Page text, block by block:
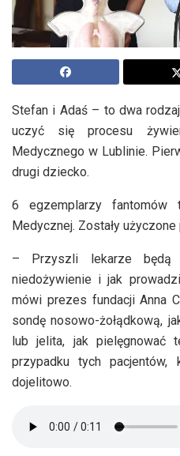
Stefan i Adaś – to dwa
uczyć się procesu
Medycznego w Lublinie.
drugi dziecko.
6 egzemplarzy fantomów
Medycznej. Zostały
– Przyszli lekarze będą
niedożywienie i jak
mówi prezes fundacji Anna
sondę nosowo-żołądkową,
lub jelita, jak pielęgnować
przypadku tych
dojelitowo.